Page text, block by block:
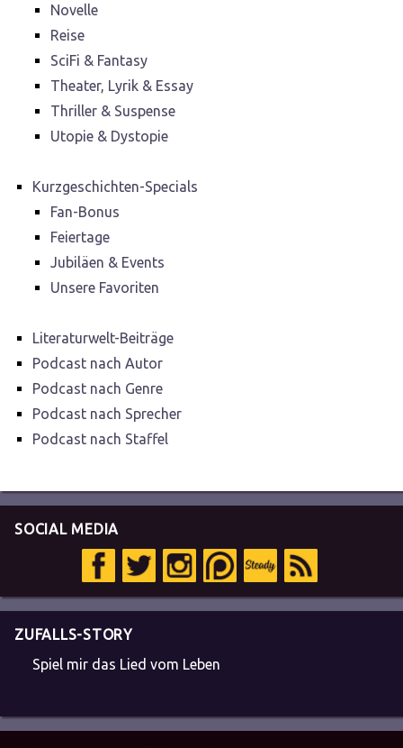
Novelle
Reise
SciFi & Fantasy
Theater, Lyrik & Essay
Thriller & Suspense
Utopie & Dystopie
Kurzgeschichten-Specials
Fan-Bonus
Feiertage
Jubiläen & Events
Unsere Favoriten
Literaturwelt-Beiträge
Podcast nach Autor
Podcast nach Genre
Podcast nach Sprecher
Podcast nach Staffel
SOCIAL MEDIA
ZUFALLS-STORY
Spiel mir das Lied vom Leben